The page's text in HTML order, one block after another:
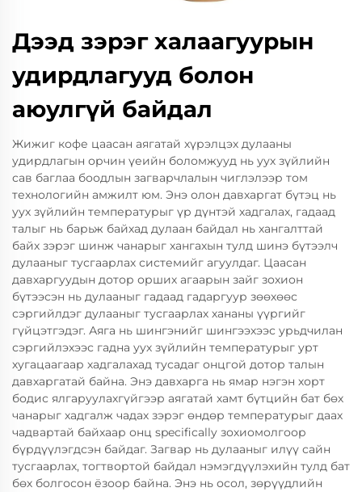
Дээд зэрэг халаагуурын
удирдлагууд болон
аюулгүй байдал
Жижиг кофе цаасан аягатай хүрэлцэх дулааны
удирдлагын орчин үеийн боломжууд нь уух зүйлийн
сав баглаа боодлын загварчлалын чиглэлээр том
технологийн амжилт юм. Энэ олон давхаргат бүтэц нь
уух зүйлийн температурыг үр дүнтэй хадгалах, гадаад
талыг нь барьж байхад дулаан байдал нь хангалттай
байх зэрэг шинж чанарыг хангахын тулд шинэ бүтээлч
дулааныг тусгаарлах системийг агуулдаг. Цаасан
давхаргуудын дотор орших агаарын зайг зохион
бүтээсэн нь дулааныг гадаад гадаргуур зөөхөөс
сэргийлдэг дулааныг тусгаарлах хананы үүргийг
гүйцэтгэдэг. Аяга нь шингэнийг шингээхээс урьдчилан
сэргийлэхээс гадна уух зүйлийн температурыг урт
хугацаагаар хадгалахад тусадаг онцгой дотор талын
давхаргатай байна. Энэ давхарга нь ямар нэгэн хорт
бодис ялгаруулахгүйгээр аягатай хамт бүтцийн бат бөх
чанарыг хадгалж чадах зэрэг өндөр температурыг даах
чадвартай байхаар онц specifically зохиомолгоор
бүрдүүлэгдсэн байдаг. Загвар нь дулааныг илүү сайн
тусгаарлах, тогтвортой байдал нэмэгдүүлэхийн тулд бат
бөх болгосон ёзоор байна. Энэ нь осол, зөрүүдлийн